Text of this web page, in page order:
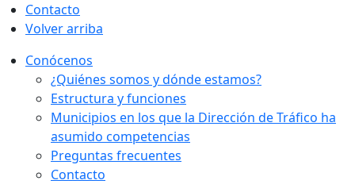
Contacto
Volver arriba
Conócenos
¿Quiénes somos y dónde estamos?
Estructura y funciones
Municipios en los que la Dirección de Tráfico ha
asumido competencias
Preguntas frecuentes
Contacto